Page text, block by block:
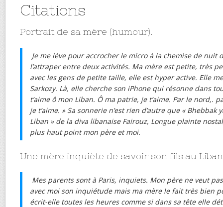
Citations
Portrait de sa mère (humour).
Je me lève pour accrocher le micro à la chemise de nuit
l’attraper entre deux activités. Ma mère est petite, très
avec les gens de petite taille, elle est hyper active. Elle
Sarkozy. Là, elle cherche son iPhone qui résonne dans
t’aime ô mon Liban. Ô ma patrie, je t’aime. Par le nord,.
je t’aime. » Sa sonnerie n’est rien d’autre que « Bhebbak
Liban » de la diva libanaise Fairouz, Longue plainte
plus haut point mon père et moi.
Une mère inquiète de savoir son fils au
Mes parents sont à Paris, inquiets. Mon père ne veut
avec moi son inquiétude mais ma mère le fait très bien
écrit-elle toutes les heures comme si dans sa tête elle